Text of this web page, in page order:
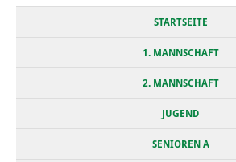
STARTSEITE
1. MANNSCHAFT
2. MANNSCHAFT
JUGEND
SENIOREN A